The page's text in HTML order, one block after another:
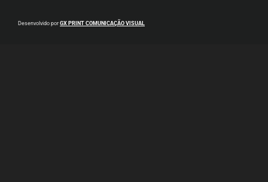
Desenvolvido por GX PRINT COMUNICAÇÃO VISUAL